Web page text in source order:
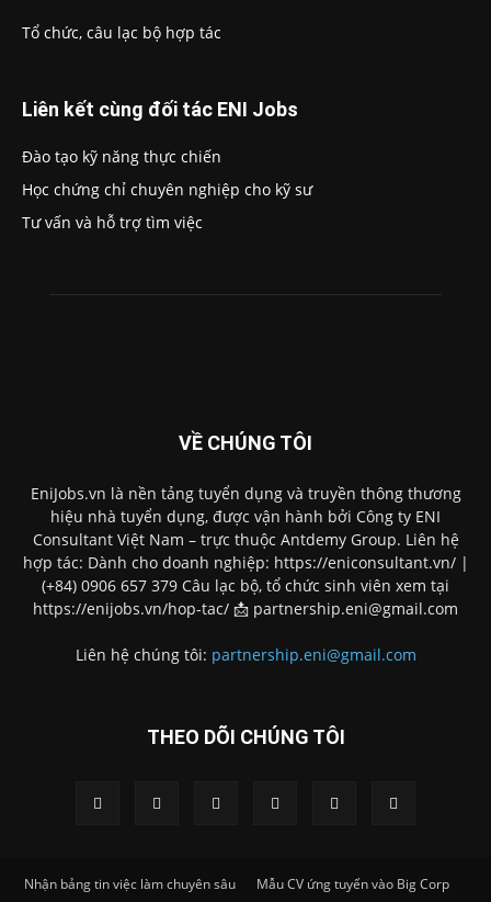
Tổ chức, câu lạc bộ hợp tác
Liên kết cùng đối tác ENI Jobs
Đào tạo kỹ năng thực chiến
Học chứng chỉ chuyên nghiệp cho kỹ sư
Tư vấn và hỗ trợ tìm việc
VỀ CHÚNG TÔI
EniJobs.vn là nền tảng tuyển dụng và truyền thông thương
hiệu nhà tuyển dụng, được vận hành bởi Công ty ENI
Consultant Việt Nam – trực thuộc Antdemy Group. Liên hệ
hợp tác: Dành cho doanh nghiệp: https://eniconsultant.vn/ |
(+84) 0906 657 379 Câu lạc bộ, tổ chức sinh viên xem tại
https://enijobs.vn/hop-tac/ 📩 partnership.eni@gmail.com
Liên hệ chúng tôi: partnership.eni@gmail.com
THEO DÕI CHÚNG TÔI
Nhận bảng tin việc làm chuyên sâu
Mẫu CV ứng tuyển vào Big Corp